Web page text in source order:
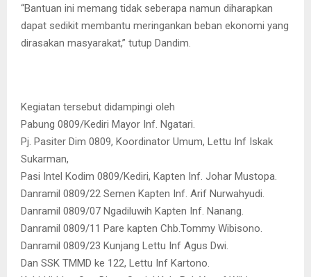
“Bantuan ini memang tidak seberapa namun diharapkan
dapat sedikit membantu meringankan beban ekonomi yang
dirasakan masyarakat,” tutup Dandim.
Kegiatan tersebut didampingi oleh
Pabung 0809/Kediri Mayor Inf. Ngatari.
Pj. Pasiter Dim 0809, Koordinator Umum, Lettu Inf Iskak
Sukarman,
Pasi Intel Kodim 0809/Kediri, Kapten Inf. Johar Mustopa.
Danramil 0809/22 Semen Kapten Inf. Arif Nurwahyudi.
Danramil 0809/07 Ngadiluwih Kapten Inf. Nanang.
Danramil 0809/11 Pare kapten Chb.Tommy Wibisono.
Danramil 0809/23 Kunjang Lettu Inf Agus Dwi.
Dan SSK TMMD ke 122, Lettu Inf Kartono.